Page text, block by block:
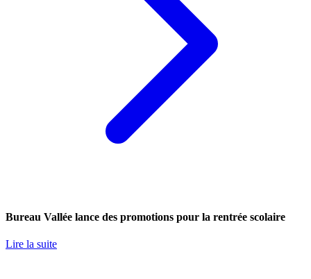
Bureau Vallée lance des promotions pour la rentrée scolaire
Lire la suite